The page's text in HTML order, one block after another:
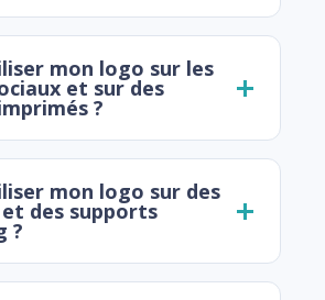
mon logo sur les
et sur des
?
mon logo sur des
des supports
?